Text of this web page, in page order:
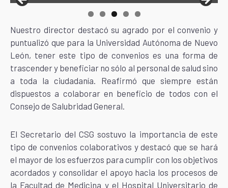
Nuestro director destacó su agrado por el convenio y
puntualizó que para la Universidad Autónoma de Nuevo
León, tener este tipo de convenios es una forma de
trascender y beneficiar no sólo al personal de salud sino
a toda la ciudadanía. Reafirmó que siempre están
dispuestos a colaborar en beneficio de todos con el
Consejo de Salubridad General.
El Secretario del CSG sostuvo la importancia de este
tipo de convenios colaborativos y destacó que se hará
el mayor de los esfuerzos para cumplir con los objetivos
acordados y consolidar el apoyo hacia los procesos de
la Facultad de Medicina y el Hospital Universitario de